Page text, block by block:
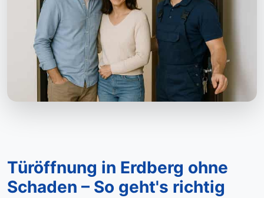
Türöffnung in Erdberg ohne
Schaden – So geht's richtig